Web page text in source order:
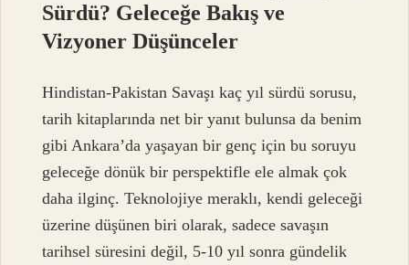
Sürdü? Geleceğe Bakış ve
Vizyoner Düşünceler
Hindistan-Pakistan Savaşı kaç yıl sürdü sorusu,
tarih kitaplarında net bir yanıt bulunsa da benim
gibi Ankara’da yaşayan bir genç için bu soruyu
geleceğe dönük bir perspektifle ele almak çok
daha ilginç. Teknolojiye meraklı, kendi geleceği
üzerine düşünen biri olarak, sadece savaşın
tarihsel süresini değil, 5-10 yıl sonra gündelik